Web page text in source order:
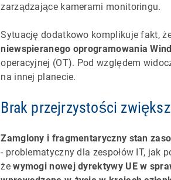
zarządzające kamerami monitoringu.
Sytuację dodatkowo komplikuje fakt,
niewspieranego oprogramowania
operacyjnej (OT). Pod względem
na innej planecie.
Brak przejrzystości
Zamglony i fragmentaryczny stan
- problematyczny dla zespołów IT, jak
żewymogi nowej dyrektywy UE w